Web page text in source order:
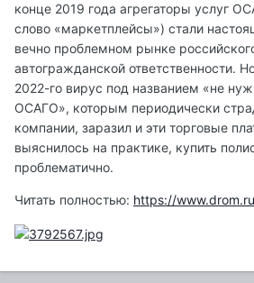
конце 2019 года агрегаторы услуг
слово «маркетплейсы») стали
вечно проблемном рынке
автогражданской ответственности.
2022-го вирус под названием «не
ОСАГО», которым периодически
компании, заразил и эти торговые
выяснилось на практике, купить
проблематично.
Читать полностью: https://